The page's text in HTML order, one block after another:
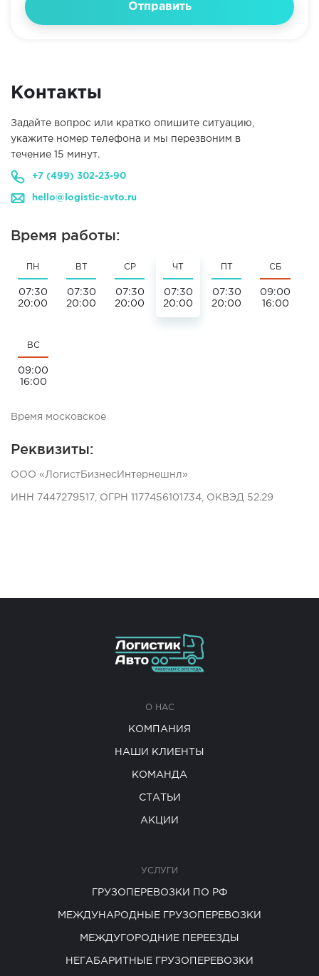
Контакты
Задайте вопрос или кратко опишите ситуацию,
укажите номер телефона и мы перезвоним в
течение 15 минут.
+7 (499) 302-23-90
hello@logistic-avto.ru
Время работы:
ПН
07:30
20:00
ВТ
07:30
20:00
СР
07:30
20:00
ЧТ
07:30
20:00
07:30
20:00
СБ
09:00
16:00
ВС
09:00
16:00
Время московское
Реквизиты:
ООО «ЛогистБизнесИнтернешнл»
ИНН 7447279517, ОГРН 1177456101734, ОКВЭД 52.29
Отправить
О НАС
КОМПАНИЯ
НАШИ КЛИЕНТЫ
КОМАНДА
СТАТЬИ
АКЦИИ
УСЛУГИ
ГРУЗОПЕРЕВОЗКИ ПО РФ
МЕЖДУНАРОДНЫЕ ГРУЗОПЕРЕВОЗКИ
МЕЖДУГОРОДНИЕ ПЕРЕЕЗДЫ
НЕГАБАРИТНЫЕ ГРУЗОПЕРЕВОЗКИ